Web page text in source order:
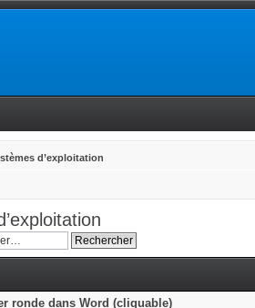
d’exploitation
ronde dans Word (cliquable)